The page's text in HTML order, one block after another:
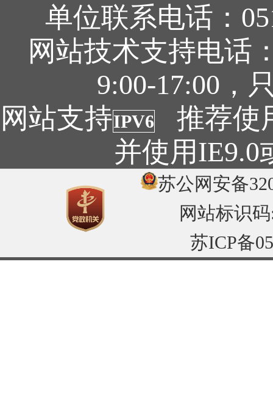
单位联系电话：
网站技术支持电话
9:00-17:00，
网站支持IPV6推荐使
并使用IE9.0
苏公网安备
网站标识码
苏ICP备